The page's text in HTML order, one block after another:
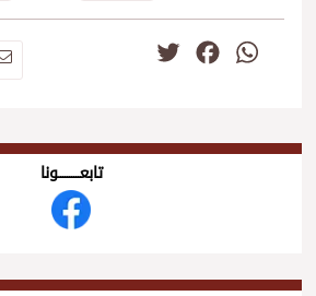
WhatsApp
Facebook
تابعــــــــــونا